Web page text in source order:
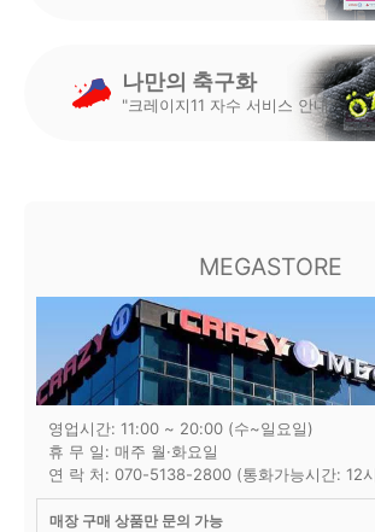
나만의 축구화
"크레이지11 자수 서비스 안내"
MEGASTORE
영업시간: 11:00 ~ 20:00 (수~일요일)
휴 무 일: 매주 월·화요일
연 락 처: 070-5138-2800 (통화가능시간: 12
매장 구매 상품만 문의 가능